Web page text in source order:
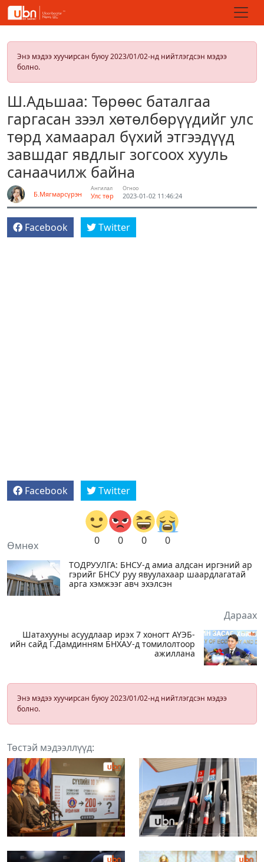
Энэ мэдээ хуучирсан буюу 2023/01/02-нд нийтлэгдсэн мэдээ
болно.
Ш.Адьшаа: Төрөөс баталгаа
гаргасан зээл хөтөлбөрүүдийг улс
төрд хамаарал бүхий этгээдүүд
завшдаг явдлыг зогсоох хууль
санаачилж байна
Б.Мягмарсүрэн
Ангилал
Улс төр
Огноо
2023-01-02 11:46:24
Facebook Twitter
Facebook Twitter
0 0 0 0
Өмнөх
ТОДРУУЛГА: БНСУ-д амиа алдсан иргэний ар
гэрийг БНСУ руу явуулахаар шаардлагатай
арга хэмжээг авч эхэлсэн
Дараах
Шатахууны асуудлаар ирэх 7 хоногт АҮЭБ-
ийн сайд Г.Дамдинням БНХАУ-д томилолтоор
ажиллана
Энэ мэдээ хуучирсан буюу 2023/01/02-нд нийтлэгдсэн мэдээ
болно.
Төстэй мэдээллүүд: